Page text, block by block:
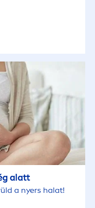
alatt
a nyers halat!